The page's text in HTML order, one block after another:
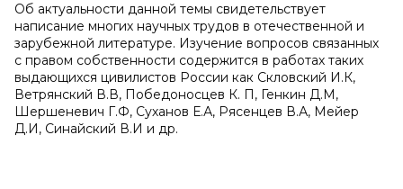
Об актуальности данной темы свидетельствует
написание многих научных трудов в отечественной и
зарубежной литературе. Изучение вопросов связанных
с правом собственности содержится в работах таких
выдающихся цивилистов России как Скловский И.К,
Ветрянский В.В, Победоносцев К. П, Генкин Д.М,
Шершеневич Г.Ф, Суханов Е.А, Рясенцев В.А, Мейер
Д.И, Синайский В.И и др.